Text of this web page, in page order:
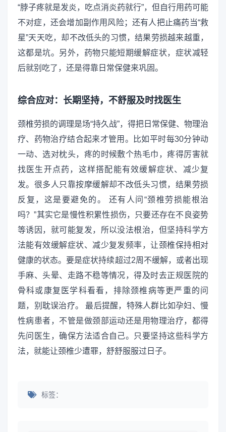
“脖子疼就是发炎，吃点消炎药就行”，但自行用药可能
不对症，还会增加副作用风险；还有人把止痛药当“救
星”天天吃，却不改低头的习惯，结果劳损越来越重，
这都是坑。另外，药物只能短期缓解症状，症状减轻
后就别吃了，还是得靠日常保健来巩固。
综合应对：长期坚持，不舒服及时找医生
颈椎劳损的调理是场“持久战”，得把日常保健、物理治
疗、药物治疗结合起来才管用。比如平时每30分钟动
一动、选对枕头，疼的时候敷个热毛巾，疼得厉害就
找医生开点药，这样搭配能有效缓解症状、减少复
发。很多人只靠按摩缓解却不改低头习惯，结果劳损
反复，这是要避免的。 还有人问“颈椎劳损能根治
吗？”其实它是慢性积累性损伤，只要还存在不良姿势
等诱因，就可能复发，所以没法根治，但坚持科学方
法能有效缓解症状、减少复发频率，让颈椎保持相对
健康的状态。要是症状持续超过2周不缓解，或者出现
手麻、头晕、走路不稳等情况，得及时去正规医院的
骨科或康复医学科看看，排除颈椎病等更严重的问
题，别耽误治疗。 最后提醒，特殊人群比如孕妇、慢
性病患者，不管是做颈部运动还是用物理治疗，都得
先问医生，确保方法适合自己。只要坚持这些科学方
法，就能让颈椎少遭罪，舒舒服服过日子。
标签：